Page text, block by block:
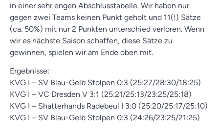
in einer sehr engen Abschlusstabelle. Wir haben nur
gegen zwei Teams keinen Punkt geholt und 11(!) Sätze
(ca. 50%) mit nur 2 Punkten unterschied verloren. Wenn
wir es nächste Saison schaffen, diese Sätze zu
gewinnen, spielen wir am Ende oben mit.
Ergebnisse:
KVG I – SV Blau-Gelb Stolpen 0:3 (25:27/28:30/18:25)
KVG I – VC Dresden V 3:1 (25:21/25:13/23:25/25:18)
KVG I – Shatterhands Radebeul I 3:0 (25:20/25:17/25:10)
KVG I – SV Blau-Gelb Stolpen 0:3 (24:26/23:25/21:25)